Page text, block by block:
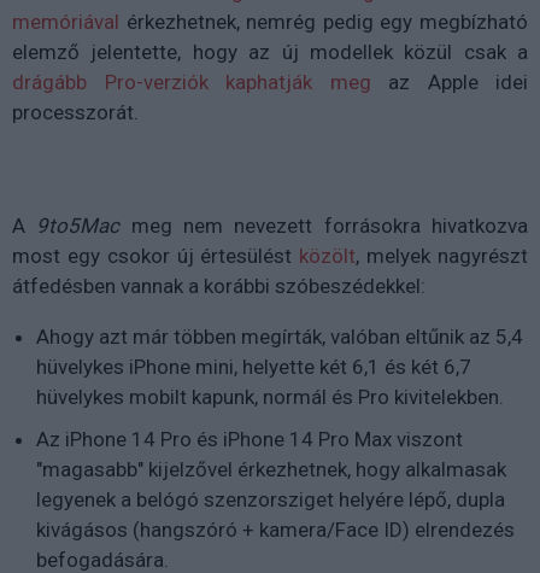
memóriával érkezhetnek, nemrég pedig egy megbízható
elemző jelentette, hogy az új modellek közül csak a
drágább Pro-verziók kaphatják meg az Apple idei
processzorát.
A 9to5Mac meg nem nevezett forrásokra hivatkozva
most egy csokor új értesülést közölt, melyek nagyrészt
átfedésben vannak a korábbi szóbeszédekkel:
Ahogy azt már többen megírták, valóban eltűnik az 5,4
hüvelykes iPhone mini, helyette két 6,1 és két 6,7
hüvelykes mobilt kapunk, normál és Pro kivitelekben.
Az iPhone 14 Pro és iPhone 14 Pro Max viszont
"magasabb" kijelzővel érkezhetnek, hogy alkalmasak
legyenek a belógó szenzorsziget helyére lépő, dupla
kivágásos (hangszóró + kamera/Face ID) elrendezés
befogadására.